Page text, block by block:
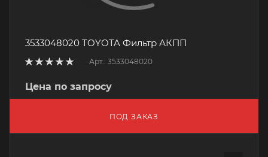
3533048020 TOYOTA Фильтр АКПП
Арт.: 3533048020
Цена по запросу
ПОД ЗАКАЗ